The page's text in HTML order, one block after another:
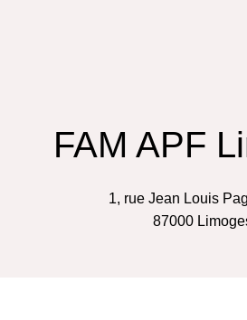
FAM APF
1, rue Jean Louis
87000